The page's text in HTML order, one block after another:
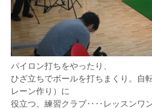
パイロン打ちをやったり、
ひざ立ちでボールを打ちまくり。自
レーン作り）に
役立つ、練習クラブ‥‥レッスンワ